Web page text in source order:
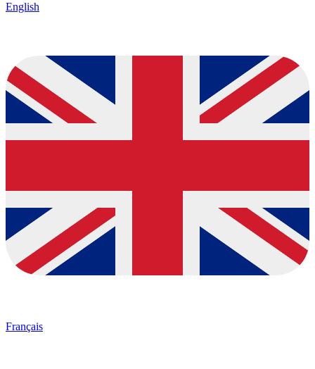
English
Français